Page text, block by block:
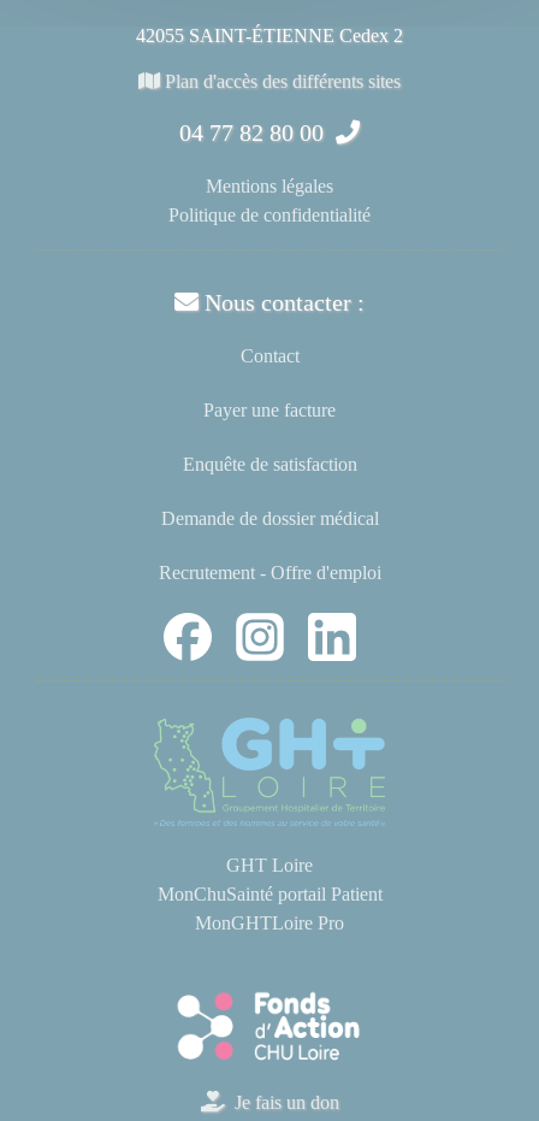
42055 SAINT-ÉTIENNE Cedex 2
Plan d'accès des différents sites
04 77 82 80 00
Mentions légales
Politique de confidentialité
Nous contacter :
Contact
Payer une facture
Enquête de satisfaction
Demande de dossier médical
Recrutement - Offre d'emploi
GHT Loire
MonChuSainté portail Patient
MonGHTLoire Pro
Je fais un don